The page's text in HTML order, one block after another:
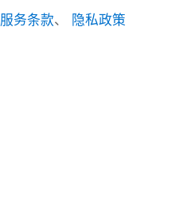
服务条款、 隐私政策